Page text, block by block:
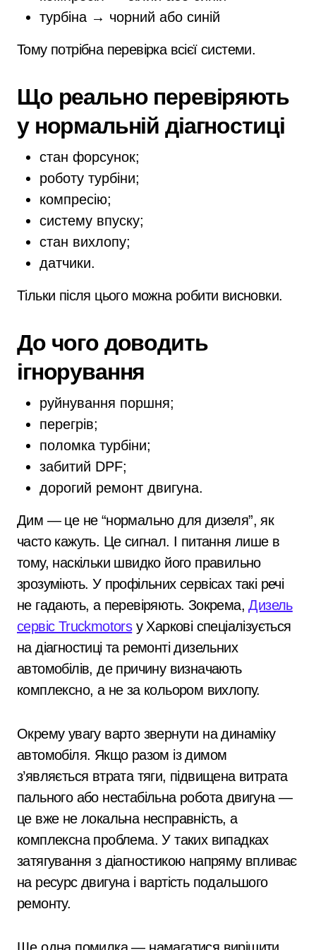
турбіна → чорний або синій
Тому потрібна перевірка всієї системи.
Що реально перевіряють
у нормальній діагностиці
стан форсунок;
роботу турбіни;
компресію;
систему впуску;
стан вихлопу;
датчики.
Тільки після цього можна робити висновки.
До чого доводить
ігнорування
руйнування поршня;
перегрів;
поломка турбіни;
забитий DPF;
дорогий ремонт двигуна.
Дим — це не “нормально для дизеля”, як
часто кажуть. Це сигнал. І питання лише в
тому, наскільки швидко його правильно
зрозуміють. У профільних сервісах такі речі
не гадають, а перевіряють. Зокрема,Дизель
сервіс Truckmotorsу Харкові спеціалізується
на діагностиці та ремонті дизельних
автомобілів, де причину визначають
комплексно, а не за кольором вихлопу.
Окрему увагу варто звернути на динаміку
автомобіля. Якщо разом із димом
з’являється втрата тяги, підвищена витрата
пального або нестабільна робота двигуна —
це вже не локальна несправність, а
комплексна проблема. У таких випадках
затягування з діагностикою напряму впливає
на ресурс двигуна і вартість подальшого
ремонту.